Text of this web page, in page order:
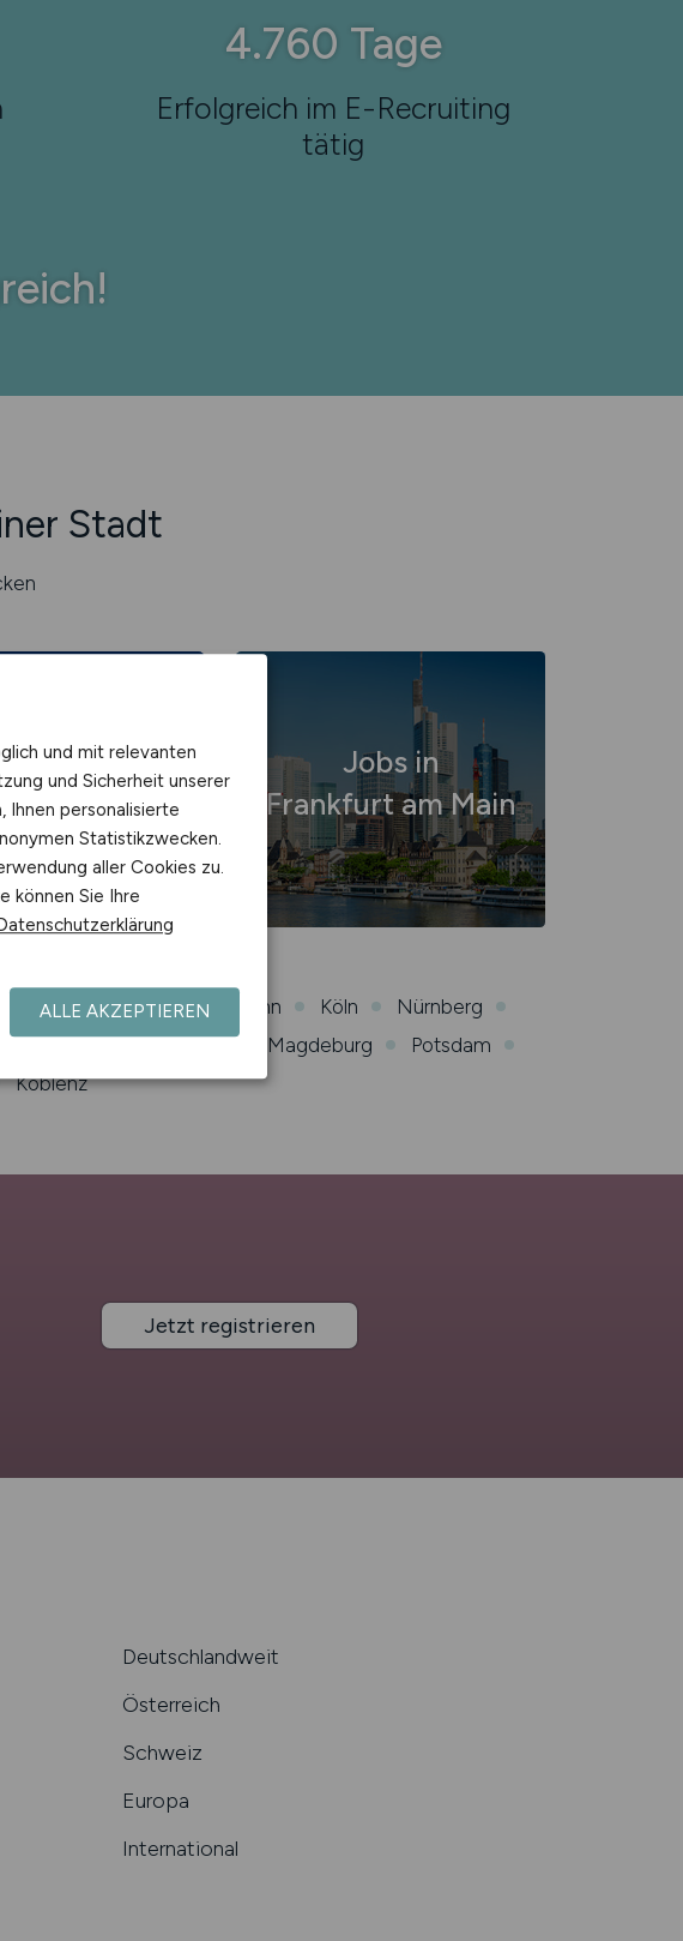
7.963Tage
Erfolgreich im E-Recruiting
tätig
Stadt
Jobs in
Jobs in
Frankfurt am Main
Kassel Kiel Bonn Köln
Nürnberg
Mainz Darmstadt Magdeburg
Potsdam
Koblenz
Jetzt registrieren
Deutschlandweit
Österreich
Schweiz
Europa
International
und mit relevanten
und Sicherheit unserer
Ihnen personalisierte
Statistikzwecken.
aller Cookies zu.
können Sie Ihre
ALLE AKZEPTIEREN